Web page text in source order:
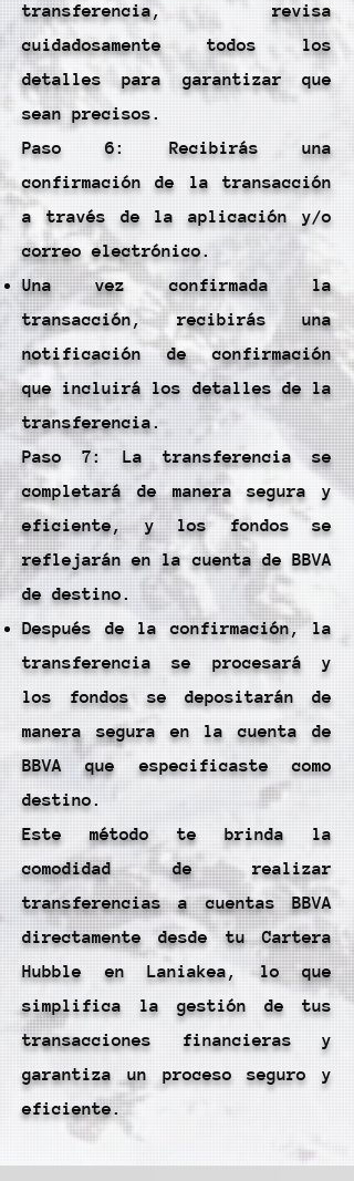
transferencia, revisa
cuidadosamente todos los
detalles para garantizar que
sean precisos.
Paso 6: Recibirás una
confirmación de la transacción
a través de la aplicación y/o
correo electrónico.
Una vez confirmada la
transacción, recibirás una
notificación de confirmación
que incluirá los detalles de la
transferencia.
Paso 7: La transferencia se
completará de manera segura y
eficiente, y los fondos se
reflejarán en la cuenta de BBVA
de destino.
Después de la confirmación, la
transferencia se procesará y
los fondos se depositarán de
manera segura en la cuenta de
BBVA que especificaste como
destino.
Este método te brinda la
comodidad de realizar
transferencias a cuentas BBVA
directamente desde tu Cartera
Hubble en Laniakea, lo que
simplifica la gestión de tus
transacciones financieras y
garantiza un proceso seguro y
eficiente.